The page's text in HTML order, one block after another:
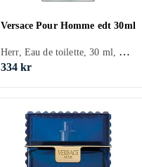
Versace Pour Homme edt 30ml
Herr, Eau de toilette, 30 ml, Pour Homme, Mysk, Cederträ, Tonkabönor, Apelsin, Neroli, Mynta, Äpple, Viol, Citron/Citrus, Ros, Bergamott, Vetiver, Hyacint, Salvia, Trä, Pelargonia, Pomerans, Läder, Vanilj, Ambra, Geranium, Ekmossa
334 kr